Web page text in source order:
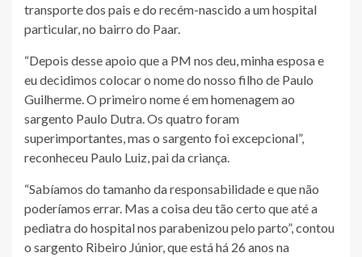
transporte dos pais e do recém-nascido a um hospital
particular, no bairro do Paar.
“Depois desse apoio que a PM nos deu, minha esposa e
eu decidimos colocar o nome do nosso filho de Paulo
Guilherme. O primeiro nome é em homenagem ao
sargento Paulo Dutra. Os quatro foram
superimportantes, mas o sargento foi excepcional”,
reconheceu Paulo Luiz, pai da criança.
“Sabíamos do tamanho da responsabilidade e que não
poderíamos errar. Mas a coisa deu tão certo que até a
pediatra do hospital nos parabenizou pelo parto”, contou
o sargento Ribeiro Júnior, que está há 26 anos na